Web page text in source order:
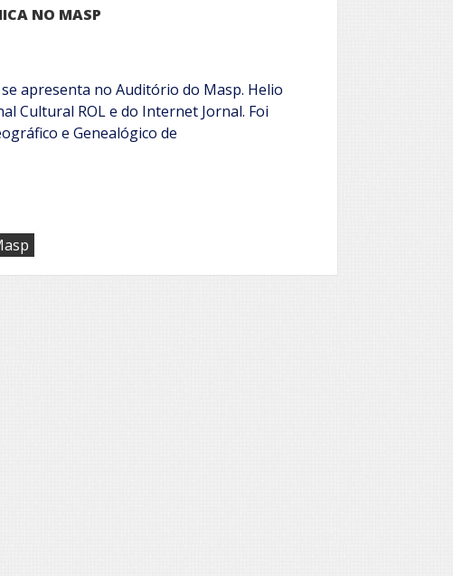
NO MASP
apresenta no Auditório do Masp. Helio
Cultural ROL e do Internet Jornal. Foi
e Genealógico de